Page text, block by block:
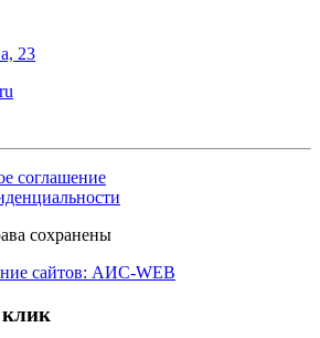
23
соглашение
сохранены
сайтов: АИС-WEB